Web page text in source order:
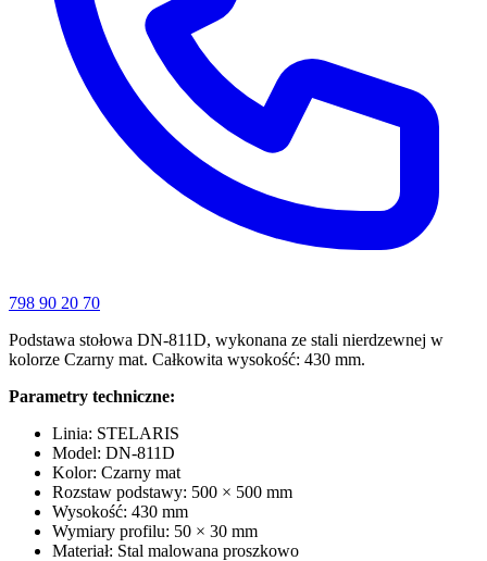
798 90 20 70
Podstawa stołowa DN-811D, wykonana ze stali nierdzewnej w
kolorze Czarny mat. Całkowita wysokość: 430 mm.
Parametry techniczne:
Linia: STELARIS
Model: DN-811D
Kolor: Czarny mat
Rozstaw podstawy: 500 × 500 mm
Wysokość: 430 mm
Wymiary profilu: 50 × 30 mm
Materiał: Stal malowana proszkowo